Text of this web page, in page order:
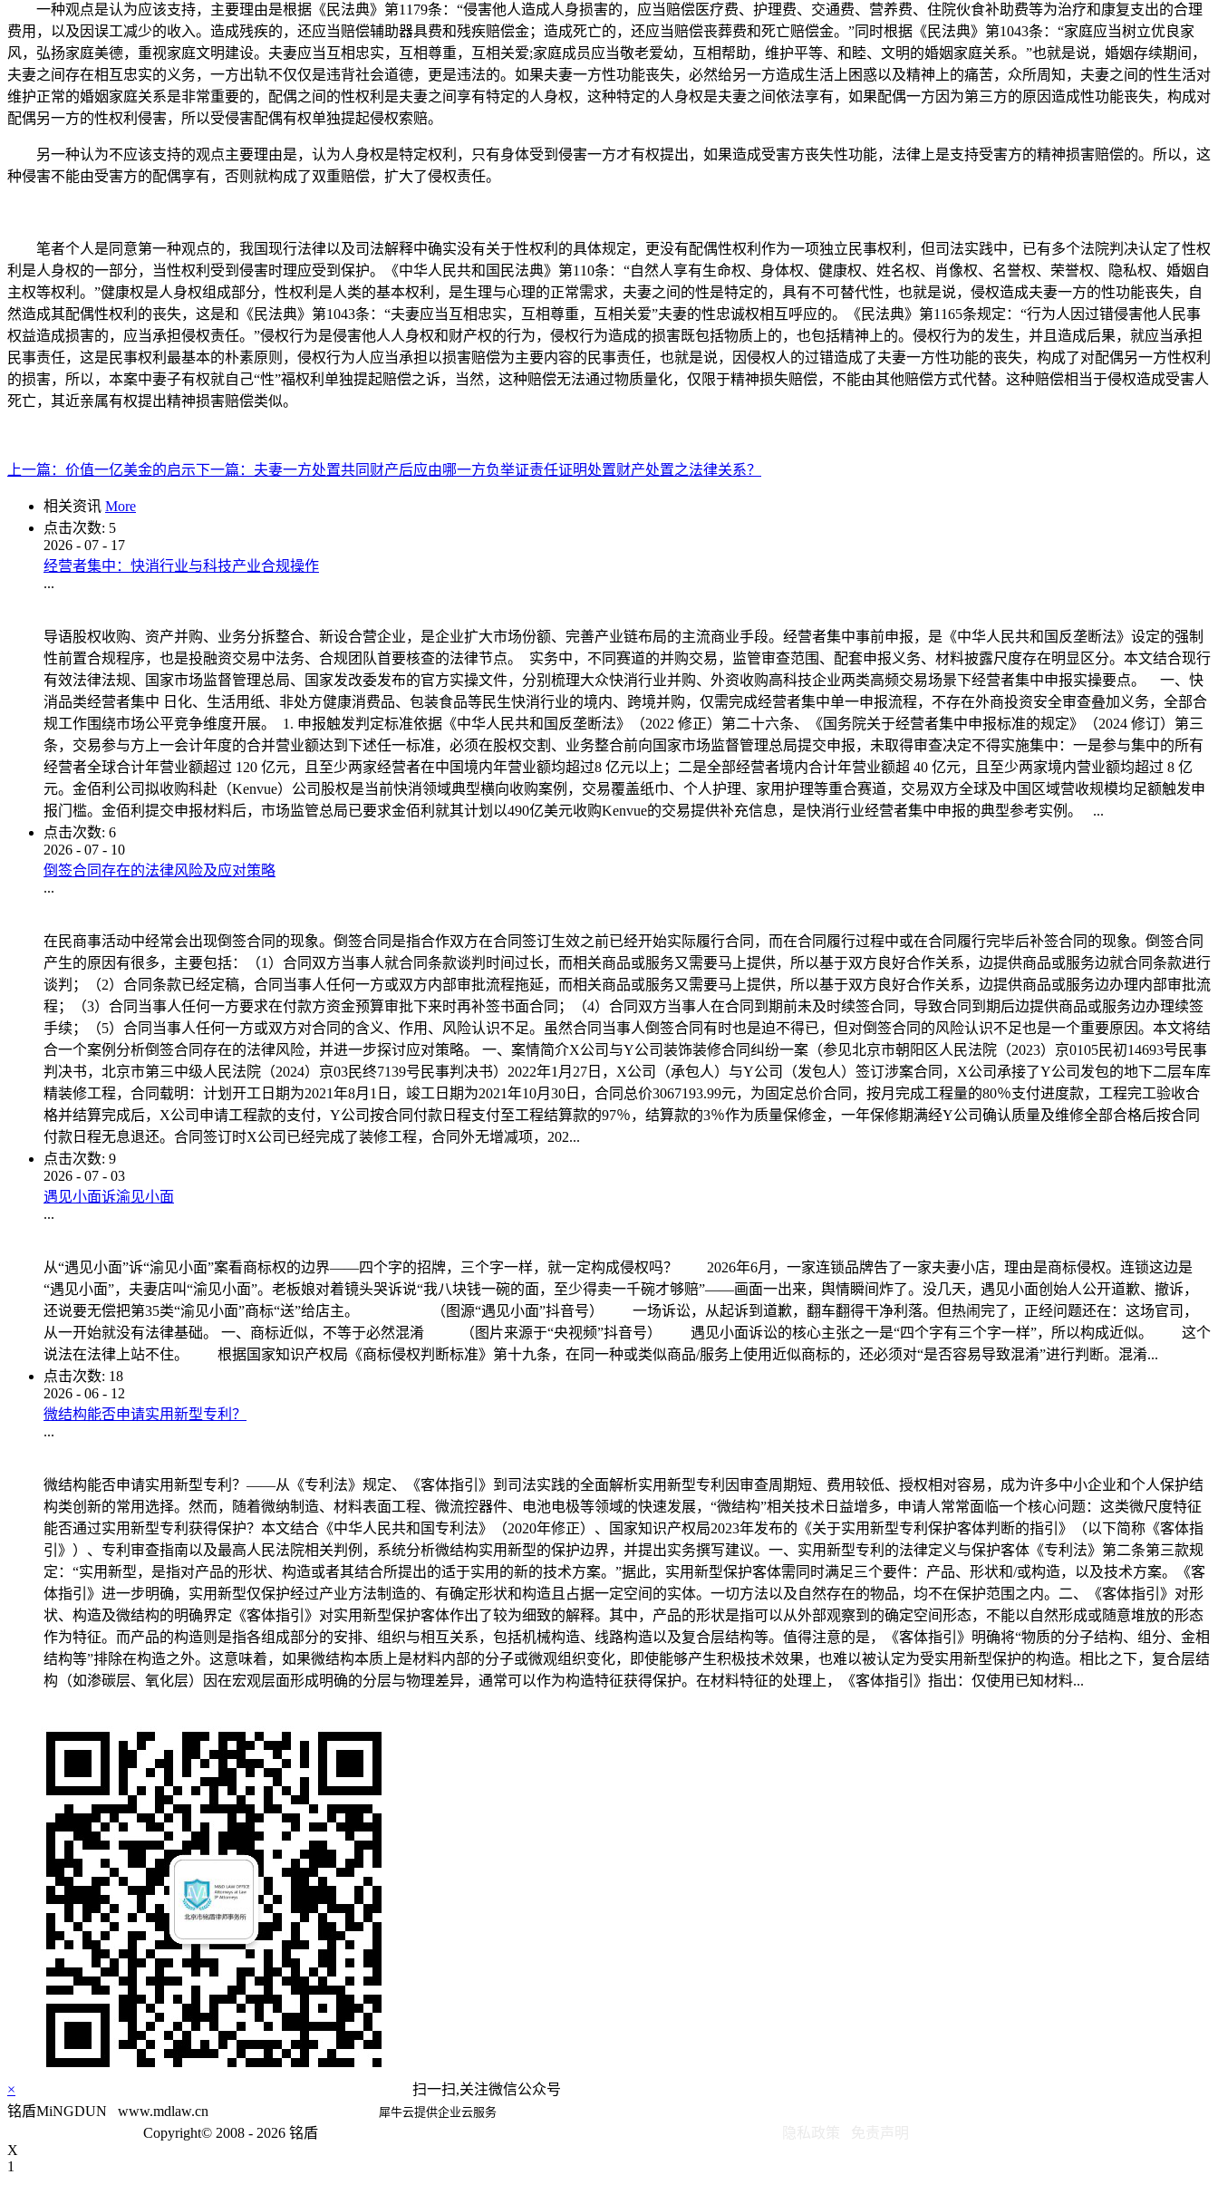
一种观点是认为应该支持，主要理由是根据《民法典》第1179条：“侵害他人造成人身损害的，应当赔偿医疗费、护理费、交通费、营养费、住院伙食补助费等为治疗和康复支出的合理
费用，以及因误工减少的收入。造成残疾的，还应当赔偿辅助器具费和残疾赔偿金；造成死亡的，还应当赔偿丧葬费和死亡赔偿金。”同时根据《民法典》第1043条：“家庭应当树立优良家
风，弘扬家庭美德，重视家庭文明建设。夫妻应当互相忠实，互相尊重，互相关爱;家庭成员应当敬老爱幼，互相帮助，维护平等、和睦、文明的婚姻家庭关系。”也就是说，婚姻存续期间，
夫妻之间存在相互忠实的义务，一方出轨不仅仅是违背社会道德，更是违法的。如果夫妻一方性功能丧失，必然给另一方造成生活上困惑以及精神上的痛苦，众所周知，夫妻之间的性生活对
维护正常的婚姻家庭关系是非常重要的，配偶之间的性权利是夫妻之间享有特定的人身权，这种特定的人身权是夫妻之间依法享有，如果配偶一方因为第三方的原因造成性功能丧失，构成对
配偶另一方的性权利侵害，所以受侵害配偶有权单独提起侵权索赔。
另一种认为不应该支持的观点主要理由是，认为人身权是特定权利，只有身体受到侵害一方才有权提出，如果造成受害方丧失性功能，法律上是支持受害方的精神损害赔偿的。所以，这
种侵害不能由受害方的配偶享有，否则就构成了双重赔偿，扩大了侵权责任。
笔者个人是同意第一种观点的，我国现行法律以及司法解释中确实没有关于性权利的具体规定，更没有配偶性权利作为一项独立民事权利，但司法实践中，已有多个法院判决认定了性权
利是人身权的一部分，当性权利受到侵害时理应受到保护。《中华人民共和国民法典》第110条：“自然人享有生命权、身体权、健康权、姓名权、肖像权、名誉权、荣誉权、隐私权、婚姻自
主权等权利。”健康权是人身权组成部分，性权利是人类的基本权利，是生理与心理的正常需求，夫妻之间的性是特定的，具有不可替代性，也就是说，侵权造成夫妻一方的性功能丧失，自
然造成其配偶性权利的丧失，这是和《民法典》第1043条：“夫妻应当互相忠实，互相尊重，互相关爱”夫妻的性忠诚权相互呼应的。《民法典》第1165条规定：“行为人因过错侵害他人民事
权益造成损害的，应当承担侵权责任。”侵权行为是侵害他人人身权和财产权的行为，侵权行为造成的损害既包括物质上的，也包括精神上的。侵权行为的发生，并且造成后果，就应当承担
民事责任，这是民事权利最基本的朴素原则，侵权行为人应当承担以损害赔偿为主要内容的民事责任，也就是说，因侵权人的过错造成了夫妻一方性功能的丧失，构成了对配偶另一方性权利
的损害，所以，本案中妻子有权就自己“性”福权利单独提起赔偿之诉，当然，这种赔偿无法通过物质量化，仅限于精神损失赔偿，不能由其他赔偿方式代替。这种赔偿相当于侵权造成受害人
死亡，其近亲属有权提出精神损害赔偿类似。
上一篇： 价值一亿美金的启示下一篇： 夫妻一方处置共同财产后应由哪一方负举证责任证明处置财产处置之法律关系？
相关资讯 More
点击次数: 5
2026 - 07 - 17
经营者集中：快消行业与科技产业合规操作
...
导语股权收购、资产并购、业务分拆整合、新设合营企业，是企业扩大市场份额、完善产业链布局的主流商业手段。经营者集中事前申报，是《中华人民共和国反垄断法》设定的强制
性前置合规程序，也是投融资交易中法务、合规团队首要核查的法律节点。 实务中，不同赛道的并购交易，监管审查范围、配套申报义务、材料披露尺度存在明显区分。本文结合现行
有效法律法规、国家市场监督管理总局、国家发改委发布的官方实操文件，分别梳理大众快消行业并购、外资收购高科技企业两类高频交易场景下经营者集中申报实操要点。 一、快
消品类经营者集中 日化、生活用纸、非处方健康消费品、包装食品等民生快消行业的境内、跨境并购，仅需完成经营者集中单一申报流程，不存在外商投资安全审查叠加义务，全部合
规工作围绕市场公平竞争维度开展。 1. 申报触发判定标准依据《中华人民共和国反垄断法》（2022 修正）第二十六条、《国务院关于经营者集中申报标准的规定》（2024 修订）第三
条，交易参与方上一会计年度的合并营业额达到下述任一标准，必须在股权交割、业务整合前向国家市场监督管理总局提交申报，未取得审查决定不得实施集中：一是参与集中的所有
经营者全球合计年营业额超过 120 亿元，且至少两家经营者在中国境内年营业额均超过8 亿元以上；二是全部经营者境内合计年营业额超 40 亿元，且至少两家境内营业额均超过 8 亿
元。金佰利公司拟收购科赴（Kenvue）公司股权是当前快消领域典型横向收购案例，交易覆盖纸巾、个人护理、家用护理等重合赛道，交易双方全球及中国区域营收规模均足额触发申
报门槛。金佰利提交申报材料后，市场监管总局已要求金佰利就其计划以490亿美元收购Kenvue的交易提供补充信息，是快消行业经营者集中申报的典型参考实例。 ...
点击次数: 6
2026 - 07 - 10
倒签合同存在的法律风险及应对策略
...
在民商事活动中经常会出现倒签合同的现象。倒签合同是指合作双方在合同签订生效之前已经开始实际履行合同，而在合同履行过程中或在合同履行完毕后补签合同的现象。倒签合同
产生的原因有很多，主要包括：（1）合同双方当事人就合同条款谈判时间过长，而相关商品或服务又需要马上提供，所以基于双方良好合作关系，边提供商品或服务边就合同条款进行
谈判；（2）合同条款已经定稿，合同当事人任何一方或双方内部审批流程拖延，而相关商品或服务又需要马上提供，所以基于双方良好合作关系，边提供商品或服务边办理内部审批流
程；（3）合同当事人任何一方要求在付款方资金预算审批下来时再补签书面合同；（4）合同双方当事人在合同到期前未及时续签合同，导致合同到期后边提供商品或服务边办理续签
手续；（5）合同当事人任何一方或双方对合同的含义、作用、风险认识不足。虽然合同当事人倒签合同有时也是迫不得已，但对倒签合同的风险认识不足也是一个重要原因。本文将结
合一个案例分析倒签合同存在的法律风险，并进一步探讨应对策略。 一、案情简介X公司与Y公司装饰装修合同纠纷一案（参见北京市朝阳区人民法院（2023）京0105民初14693号民事
判决书，北京市第三中级人民法院（2024）京03民终7139号民事判决书）2022年1月27日，X公司（承包人）与Y公司（发包人）签订涉案合同，X公司承接了Y公司发包的地下二层车库
精装修工程，合同载明：计划开工日期为2021年8月1日，竣工日期为2021年10月30日，合同总价3067193.99元，为固定总价合同，按月完成工程量的80％支付进度款，工程完工验收合
格并结算完成后，X公司申请工程款的支付，Y公司按合同付款日程支付至工程结算款的97％，结算款的3％作为质量保修金，一年保修期满经Y公司确认质量及维修全部合格后按合同
付款日程无息退还。合同签订时X公司已经完成了装修工程，合同外无增减项，202...
点击次数: 9
2026 - 07 - 03
遇见小面诉渝见小面
...
从“遇见小面”诉“渝见小面”案看商标权的边界——四个字的招牌，三个字一样，就一定构成侵权吗？ 2026年6月，一家连锁品牌告了一家夫妻小店，理由是商标侵权。连锁这边是
“遇见小面”，夫妻店叫“渝见小面”。老板娘对着镜头哭诉说“我八块钱一碗的面，至少得卖一千碗才够赔”——画面一出来，舆情瞬间炸了。没几天，遇见小面创始人公开道歉、撤诉，
还说要无偿把第35类“渝见小面”商标“送”给店主。 （图源“遇见小面”抖音号） 一场诉讼，从起诉到道歉，翻车翻得干净利落。但热闹完了，正经问题还在：这场官司，
从一开始就没有法律基础。 一、商标近似，不等于必然混淆 （图片来源于“央视频”抖音号） 遇见小面诉讼的核心主张之一是“四个字有三个字一样”，所以构成近似。 这个
说法在法律上站不住。 根据国家知识产权局《商标侵权判断标准》第十九条，在同一种或类似商品/服务上使用近似商标的，还必须对“是否容易导致混淆”进行判断。混淆...
点击次数: 18
2026 - 06 - 12
微结构能否申请实用新型专利？
...
微结构能否申请实用新型专利？——从《专利法》规定、《客体指引》到司法实践的全面解析实用新型专利因审查周期短、费用较低、授权相对容易，成为许多中小企业和个人保护结
构类创新的常用选择。然而，随着微纳制造、材料表面工程、微流控器件、电池电极等领域的快速发展，“微结构”相关技术日益增多，申请人常常面临一个核心问题：这类微尺度特征
能否通过实用新型专利获得保护？本文结合《中华人民共和国专利法》（2020年修正）、国家知识产权局2023年发布的《关于实用新型专利保护客体判断的指引》（以下简称《客体指
引》）、专利审查指南以及最高人民法院相关判例，系统分析微结构实用新型的保护边界，并提出实务撰写建议。一、实用新型专利的法律定义与保护客体《专利法》第二条第三款规
定：“实用新型，是指对产品的形状、构造或者其结合所提出的适于实用的新的技术方案。”据此，实用新型保护客体需同时满足三个要件：产品、形状和/或构造，以及技术方案。《客
体指引》进一步明确，实用新型仅保护经过产业方法制造的、有确定形状和构造且占据一定空间的实体。一切方法以及自然存在的物品，均不在保护范围之内。二、《客体指引》对形
状、构造及微结构的明确界定《客体指引》对实用新型保护客体作出了较为细致的解释。其中，产品的形状是指可以从外部观察到的确定空间形态，不能以自然形成或随意堆放的形态
作为特征。而产品的构造则是指各组成部分的安排、组织与相互关系，包括机械构造、线路构造以及复合层结构等。值得注意的是，《客体指引》明确将“物质的分子结构、组分、金相
结构等”排除在构造之外。这意味着，如果微结构本质上是材料内部的分子或微观组织变化，即使能够产生积极技术效果，也难以被认定为受实用新型保护的构造。相比之下，复合层结
构（如渗碳层、氧化层）因在宏观层面形成明确的分层与物理差异，通常可以作为构造特征获得保护。在材料特征的处理上，《客体指引》指出：仅使用已知材料...
×
扫一扫,关注微信公众号
铭盾MiNGDUN
www.mdlaw.cn 犀牛云提供企业云服务
Copyright© 2008 - 2026 铭盾
X
1